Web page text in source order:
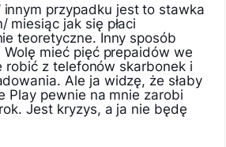
innym przypadku jest to stawka
miesiąc jak się płaci
teoretyczne. Inny sposób
mieć pięć prepaidów we
robić z telefonów skarbonek i
Ale ja widzę, że słaby
Play pewnie na mnie zarobi
Jest kryzys, a ja nie będę